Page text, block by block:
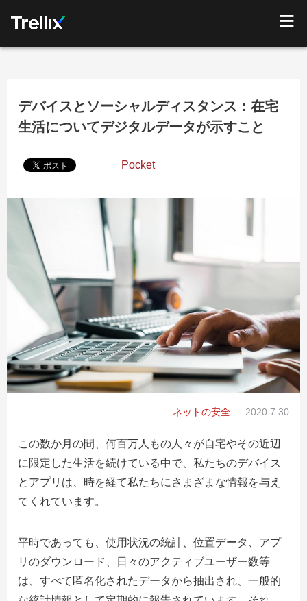
デバイスとソーシャルディスタンス：在宅
生活についてデジタルデータが示すこと
Pocket
ネットの安全 2020.7.30
この数か月の間、何百万人もの人々が自宅やその近辺
に限定した生活を続けている中で、私たちのデバイス
とアプリは、時を経て私たちにさまざまな情報を与え
てくれています。
平時であっても、使用状況の統計、位置データ、アプ
リのダウンロード、日々のアクティブユーザー数等
は、すべて匿名化されたデータから抽出され、一般的